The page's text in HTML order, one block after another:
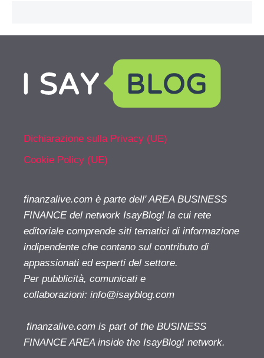
Dichiarazione sulla Privacy (UE)
Cookie Policy (UE)
finanzalive.com è parte dell' AREA BUSINESS
FINANCE del network IsayBlog! la cui rete
editoriale comprende siti tematici di informazione
indipendente che contano sul contributo di
appassionati ed esperti del settore.
Per pubblicità, comunicati e
collaborazioni: info@isayblog.com
finanzalive.com is part of the BUSINESS
FINANCE AREA inside the IsayBlog! network.